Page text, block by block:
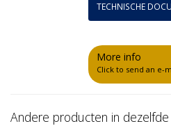
TECHNISCHE
More info
Click to send an e-
Andere producten in dezelfde